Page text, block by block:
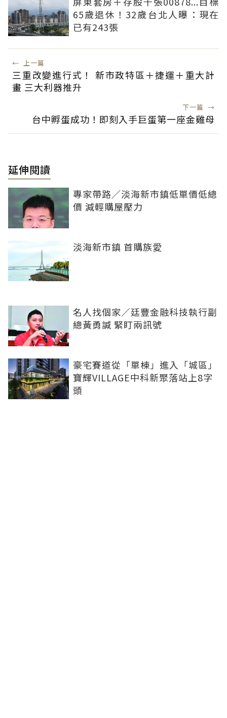
65歲退休！32歲台北人曝：現在
已有243張
← 上一篇
三重改變進行式！ 新市政特區＋捷運＋重大計
畫 三大利器推升
下一篇 →
台中孵蛋成功！即刻入手巨蛋第一座金雞母
延伸閱讀
專家帶路／淡海新市鎮低單價低總
價 減輕購屋壓力
淡海新市鎮 首購族愛
名人找個家／廷豐金融科技執行副
總黃勇諴 緊盯兩訊號
豪宅賽道從「單棟」進入「城區」
寶輝VILLAGE中科新聚落站上8字
頭